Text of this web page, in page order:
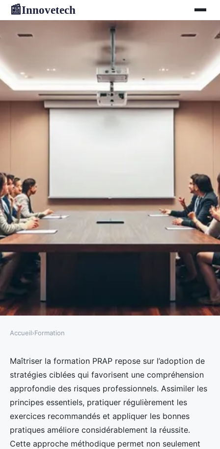
📰Innovetech
Top stratégies à connaître pour
exceller en formation prap
Julia•17 février 2026•6 min de lecture
Accueil›Formation
Maîtriser la formation PRAP repose sur l’adoption de
stratégies ciblées qui favorisent une compréhension
approfondie des risques professionnels. Assimiler les
principes essentiels, pratiquer régulièrement les
exercices recommandés et appliquer les bonnes
pratiques améliore considérablement la réussite.
Cette approche méthodique permet non seulement